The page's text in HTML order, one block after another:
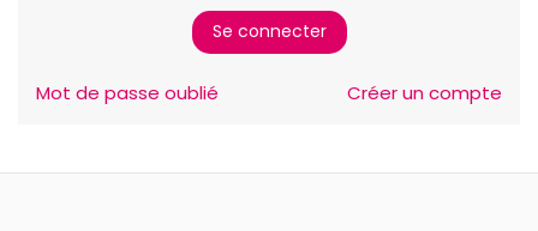
Mot de passe oublié Créer un compte